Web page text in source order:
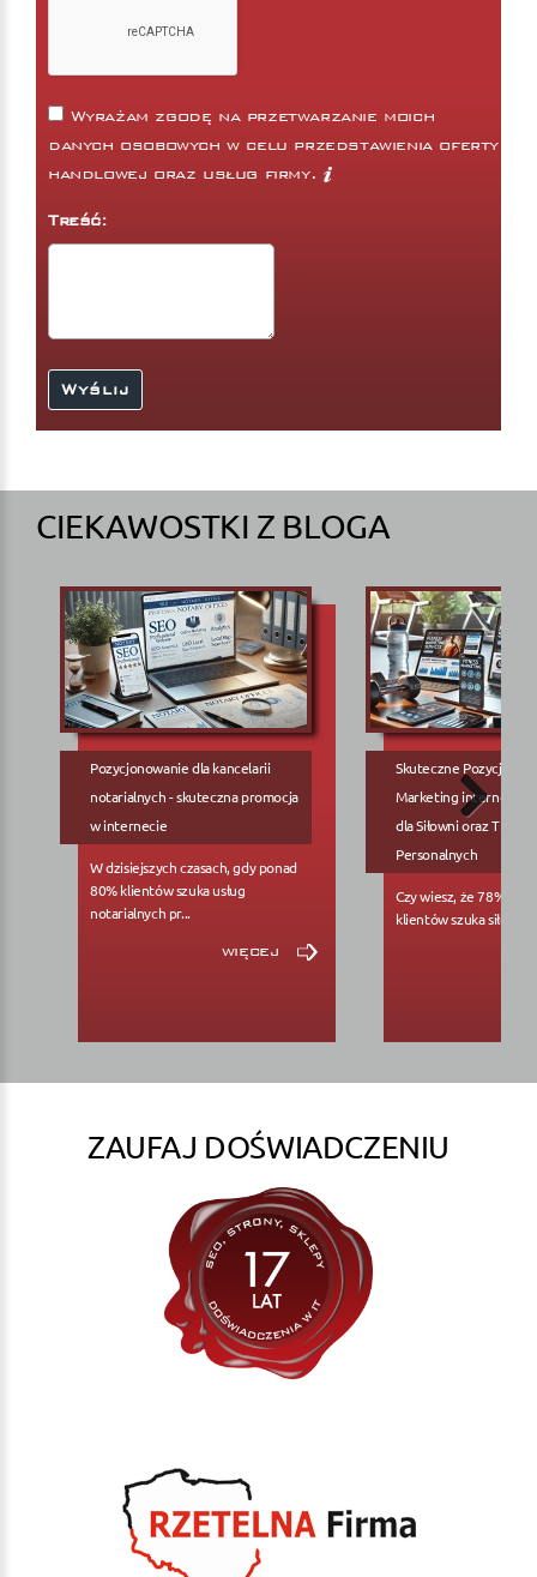
Wyrażam zgodę na przetwarzanie moich
danych osobowych w celu przedstawienia oferty
handlowej oraz usług firmy.
Treść:
CIEKAWOSTKI Z BLOGA
Pozycjonowanie dla kancelarii
notarialnych - skuteczna promocja
w internecie
W dzisiejszych czasach, gdy ponad
80% klientów szuka usług
notarialnych pr...
więcej
Skuteczne
Marketing internetowy
dla Siłowni oraz
Personalnych
Czy wiesz, że 78%
klientów szuka siłowni...
ZAUFAJ DOŚWIADCZENIU